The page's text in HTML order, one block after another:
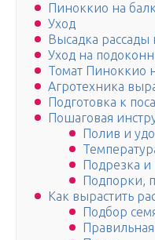
Пиноккио на
Уход
Высадка рассады
Уход на
Томат Пиноккио
Агротехника
Подготовка к
Пошаговая
Полив и
Подрезка
Подпорки,
Как вырастить
Подбор